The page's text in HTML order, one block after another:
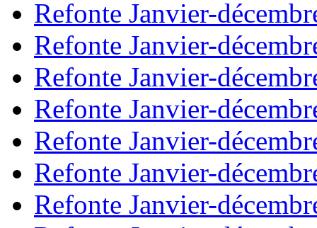
Refonte Janvier-
Refonte Janvier-
Refonte Janvier-
Refonte Janvier-
Refonte Janvier-
Refonte Janvier-
Refonte Janvier-